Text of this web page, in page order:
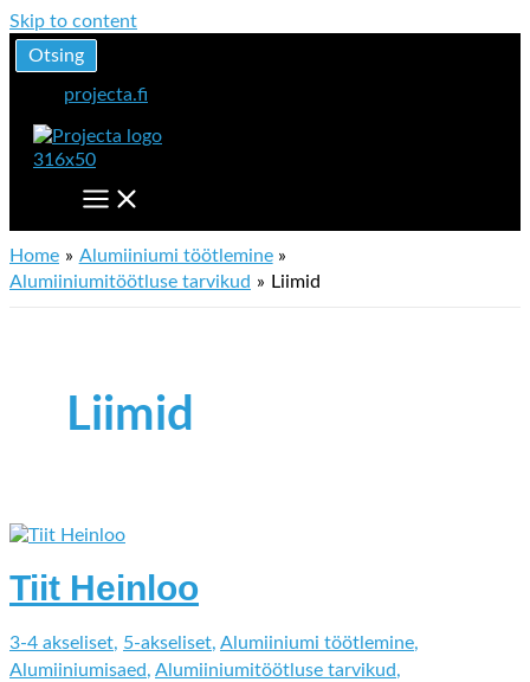
Skip to content
Otsing
projecta.fi
Home
Alumiiniumi töötlemine
Alumiiniumitöötluse tarvikud
Liimid
Liimid
Tiit Heinloo
3-4 akseliset, 5-akseliset, Alumiiniumi töötlemine,
Alumiiniumisaed, Alumiiniumitöötluse tarvikud,